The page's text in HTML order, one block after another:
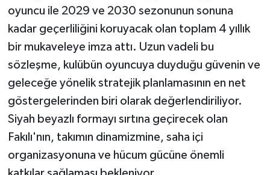
oyuncu ile 2029 ve 2030 sezonunun sonuna
kadar geçerliliğini koruyacak olan toplam 4 yıllık
bir mukaveleye imza attı. Uzun vadeli bu
sözleşme, kulübün oyuncuya duyduğu güvenin ve
geleceğe yönelik stratejik planlamasının en net
göstergelerinden biri olarak değerlendiriliyor.
Siyah beyazlı formayı sırtına geçirecek olan
Fakılı'nın, takımın dinamizmine, saha içi
organizasyonuna ve hücum gücüne önemli